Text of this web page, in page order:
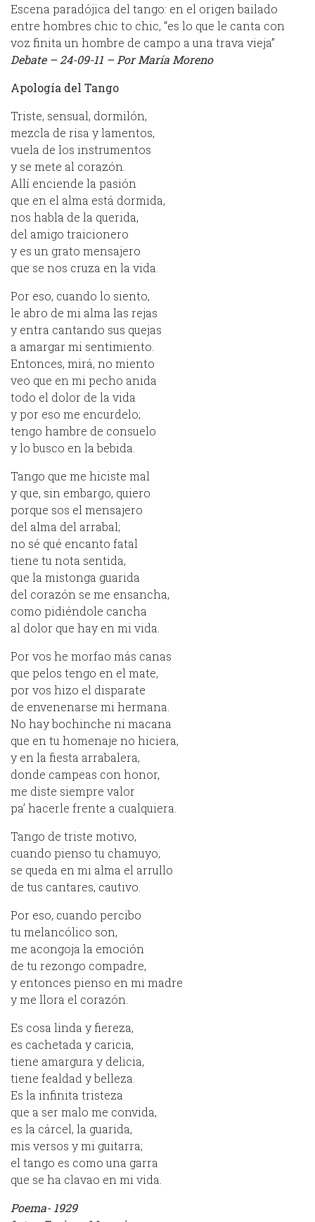
Escena paradójica del tango: en el origen bailado
entre hombres chic to chic, “es lo que le canta con
voz finita un hombre de campo a una trava vieja”
Debate – 24-09-11 – Por María Moreno
Apología del Tango
Triste, sensual, dormilón,
mezcla de risa y lamentos,
vuela de los instrumentos
y se mete al corazón.
Allí enciende la pasión
que en el alma está dormida,
nos habla de la querida,
del amigo traicionero
y es un grato mensajero
que se nos cruza en la vida.
Por eso, cuando lo siento,
le abro de mi alma las rejas
y entra cantando sus quejas
a amargar mi sentimiento.
Entonces, mirá, no miento
veo que en mi pecho anida
todo el dolor de la vida
y por eso me encurdelo;
tengo hambre de consuelo
y lo busco en la bebida.
Tango que me hiciste mal
y que, sin embargo, quiero
porque sos el mensajero
del alma del arrabal;
no sé qué encanto fatal
tiene tu nota sentida,
que la mistonga guarida
del corazón se me ensancha,
como pidiéndole cancha
al dolor que hay en mi vida.
Por vos he morfao más canas
que pelos tengo en el mate,
por vos hizo el disparate
de envenenarse mi hermana.
No hay bochinche ni macana
que en tu homenaje no hiciera,
y en la fiesta arrabalera,
donde campeas con honor,
me diste siempre valor
pa’ hacerle frente a cualquiera.
Tango de triste motivo,
cuando pienso tu chamuyo,
se queda en mi alma el arrullo
de tus cantares, cautivo.
Por eso, cuando percibo
tu melancólico son,
me acongoja la emoción
de tu rezongo compadre,
y entonces pienso en mi madre
y me llora el corazón.
Es cosa linda y fiereza,
es cachetada y caricia,
tiene amargura y delicia,
tiene fealdad y belleza.
Es la infinita tristeza
que a ser malo me convida,
es la cárcel, la guarida,
mis versos y mi guitarra;
el tango es como una garra
que se ha clavao en mi vida.
Poema- 1929